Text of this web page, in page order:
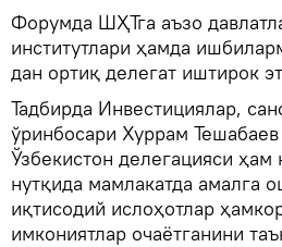
Форумда ШҲТга аъзо
институтлари ҳамда
дан ортиқ делегат иштирок
Тадбирда Инвестициялар,
ўринбосари Хуррам
Ўзбекистон делегацияси ҳам
нутқида мамлакатда амалга
иқтисодий ислоҳотлар
имкониятлар очаётганини